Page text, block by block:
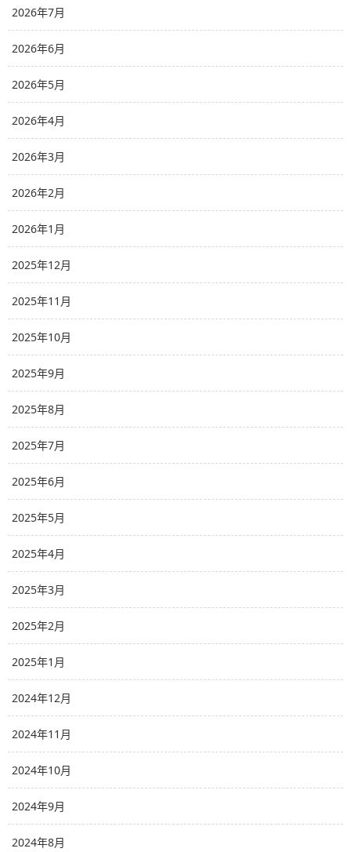
2026年7月
2026年6月
2026年5月
2026年4月
2026年3月
2026年2月
2026年1月
2025年12月
2025年11月
2025年10月
2025年9月
2025年8月
2025年7月
2025年6月
2025年5月
2025年4月
2025年3月
2025年2月
2025年1月
2024年12月
2024年11月
2024年10月
2024年9月
2024年8月